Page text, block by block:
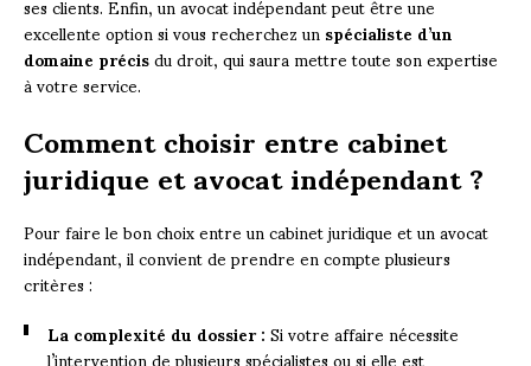
excellente option si vous recherchez unspécialiste d’un
domaine précisdu droit, qui saura mettre toute son expertise
à votre service.
Comment choisir entre cabinet
juridique et avocat indépendant ?
Pour faire le bon choix entre un cabinet juridique et un avocat
indépendant, il convient de prendre en compte plusieurs
critères :
La complexité du dossier :Si votre affaire nécessite